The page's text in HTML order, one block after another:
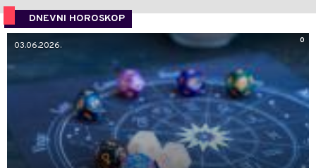
DNEVNI HOROSKOP
0
03.06.2026.